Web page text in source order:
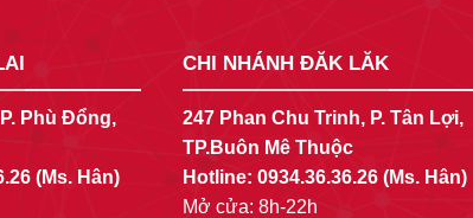
Phù Đổng,
(Ms. Hân)
CHI NHÁNH ĐĂK LĂK
247 Phan Chu Trinh, P. Tân Lợi,
TP.Buôn Mê Thuộc
Hotline: 0934.36.36.26(Ms. Hân)
Mở cửa: 8h-22h